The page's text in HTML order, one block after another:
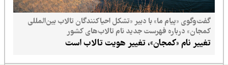
گفت‌وگوی «پیام ما» با دبیر «تشکل احیاکنندگان تالاب بین‌المللی
کمجان» درباره فهرست جدید نام تالاب‌های کشور
تغییر نام «کمجان»، تغییر هویت تالاب است